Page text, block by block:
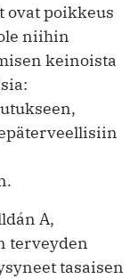
ovat poikkeus
niihin
keinoista
A,
terveyden
tasaisen